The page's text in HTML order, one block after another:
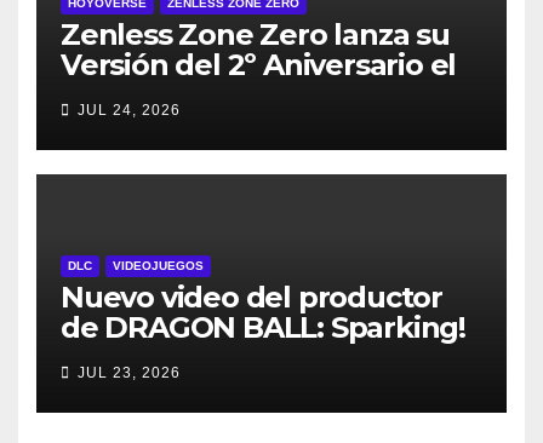
HOYOVERSE ZENLESS ZONE ZERO
Zenless Zone Zero lanza su
Versión del 2º Aniversario el
29 de julio – con regalos para
todos los jugadores y nuevos
personajes
JUL 24, 2026
DLC VIDEOJUEGOS
Nuevo video del productor
de DRAGON BALL: Sparking!
ZERO detalla el Super Limit-
Breaking NEO DLC
JUL 23, 2026